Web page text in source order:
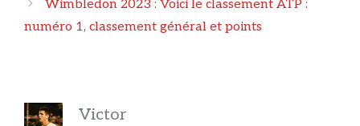
Wimbledon 2023 : Voici le classement ATP :
numéro 1, classement général et points
Victor